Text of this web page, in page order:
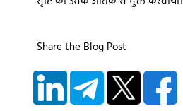
Share the Blog Post